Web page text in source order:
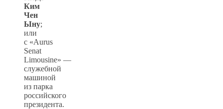
Ким
Чен
Ыну;
или
с «Aurus
Senat
Limousine» —
служебной
машиной
из парка
российского
президента.